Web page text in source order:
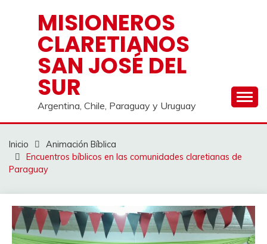
contenidoMISIONEROS
CLARETIANOS
SAN JOSÉ DEL
SUR
Argentina, Chile, Paraguay y Uruguay
Inicio
Animación Bíblica
Encuentros bíblicos en las comunidades claretianas de
Paraguay